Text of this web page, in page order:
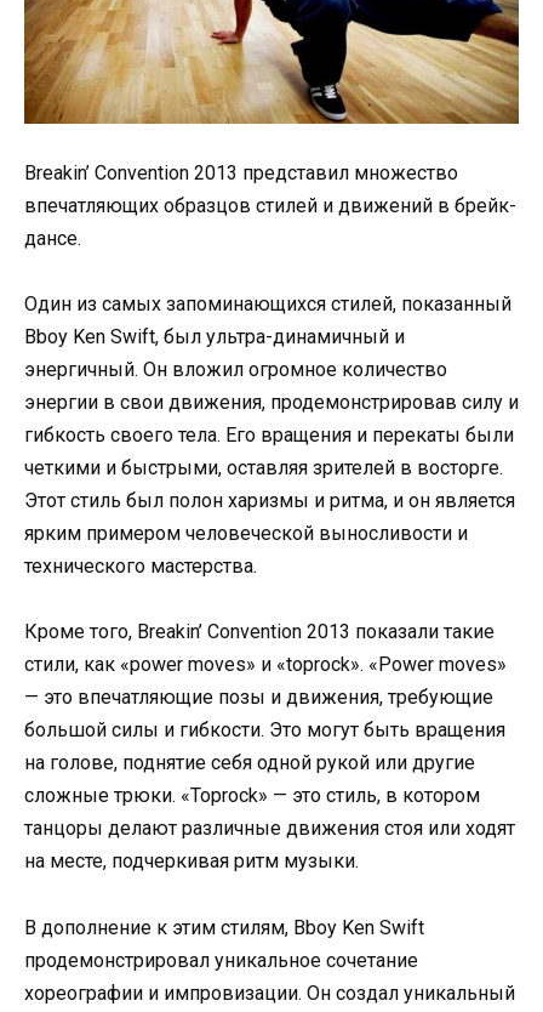
Breakin’ Convention 2013 представил множество
впечатляющих образцов стилей и движений в брейк-
дансе.
Один из самых запоминающихся стилей, показанный
Bboy Ken Swift, был ультра-динамичный и
энергичный. Он вложил огромное количество
энергии в свои движения, продемонстрировав силу и
гибкость своего тела. Его вращения и перекаты были
четкими и быстрыми, оставляя зрителей в восторге.
Этот стиль был полон харизмы и ритма, и он является
ярким примером человеческой выносливости и
технического мастерства.
Кроме того, Breakin’ Convention 2013 показали такие
стили, как «power moves» и «toprock». «Power moves»
— это впечатляющие позы и движения, требующие
большой силы и гибкости. Это могут быть вращения
на голове, поднятие себя одной рукой или другие
сложные трюки. «Toprock» — это стиль, в котором
танцоры делают различные движения стоя или ходят
на месте, подчеркивая ритм музыки.
В дополнение к этим стилям, Bboy Ken Swift
продемонстрировал уникальное сочетание
хореографии и импровизации. Он создал уникальный